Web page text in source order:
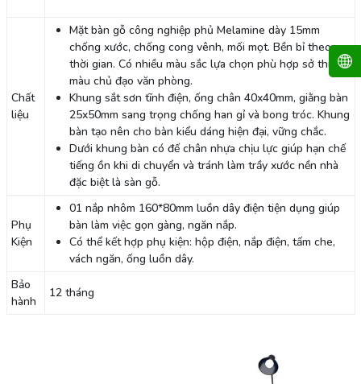
Chất
liệu
Mặt bàn gỗ công nghiệp phủ Melamine dày 15mm
chống xước, chống cong vênh, mối mọt. Bền bỉ theo
thời gian. Có nhiều màu sắc lựa chọn phù hợp sở thích,
màu chủ đạo văn phòng.
Khung sắt sơn tĩnh điện, ống chân 40x40mm, giằng bàn
25x50mm sang trọng chống han gỉ và bong tróc. Khung
bàn tạo nên cho bàn kiểu dáng hiện đại, vững chắc.
Dưới khung bàn có đế chân nhựa chịu lực giúp hạn chế
tiếng ồn khi di chuyển và tránh làm trầy xước nền nhà
đặc biệt là sàn gỗ.
Phụ
Kiện
01 nắp nhôm 160*80mm luồn dây điện tiện dụng giúp
bàn làm việc gọn gàng, ngăn nắp.
Có thể kết hợp phụ kiện: hộp điện, nắp điện, tấm che,
vách ngăn, ống luồn dây.
Bảo
hành
12 tháng